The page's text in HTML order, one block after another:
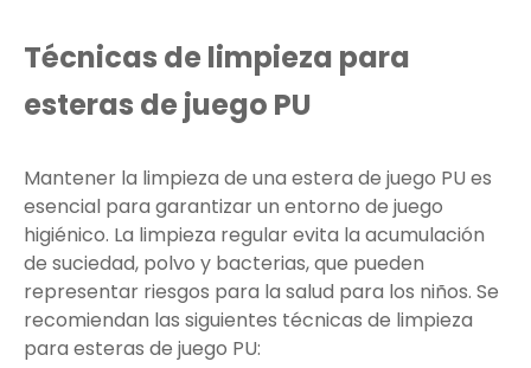
Técnicas de limpieza para
esteras de juego PU
Mantener la limpieza de una estera de juego PU es
esencial para garantizar un entorno de juego
higiénico. La limpieza regular evita la acumulación
de suciedad, polvo y bacterias, que pueden
representar riesgos para la salud para los niños. Se
recomiendan las siguientes técnicas de limpieza
para esteras de juego PU: